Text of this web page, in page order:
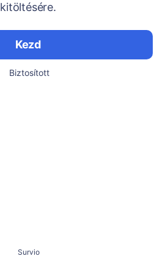
kitöltésére.
Kezd
Biztosított
Survio